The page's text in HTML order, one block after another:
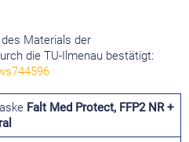
Materials der
die TU-Ilmenau bestätigt:
Falt Med Protect, FFP2 NR +